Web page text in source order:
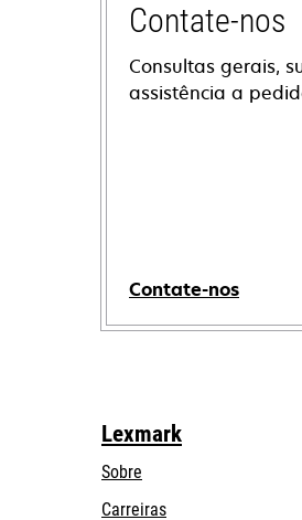
Contate-nos
Consultas gerais,
assistência a
Contate-nos
Lexmark
Sobre
Carreiras